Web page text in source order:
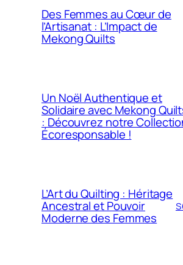
Des Femmes au Cœur de
l’Artisanat : L’Impact de
Mekong Quilts
Un Noël Authentique et
Solidaire avec Mekong
: Découvrez notre
Écoresponsable !
L’Art du Quilting : Héritage
Ancestral et Pouvoir
Moderne des Femmes